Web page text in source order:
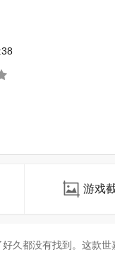
游戏
久都没有找到。这款